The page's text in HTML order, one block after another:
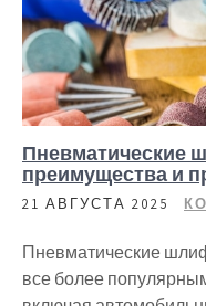
Пневматические
преимущества и
21 АВГУСТА 2025
Пневматические
все более